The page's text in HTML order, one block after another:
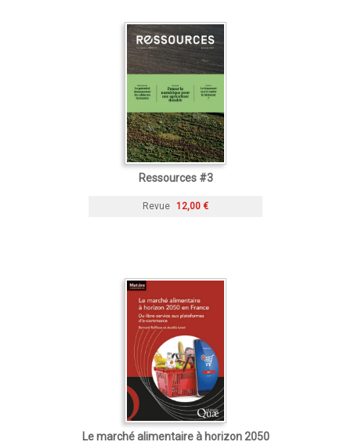
Ressources #3
Revue 12,00 €
Le marché alimentaire à horizon 2050